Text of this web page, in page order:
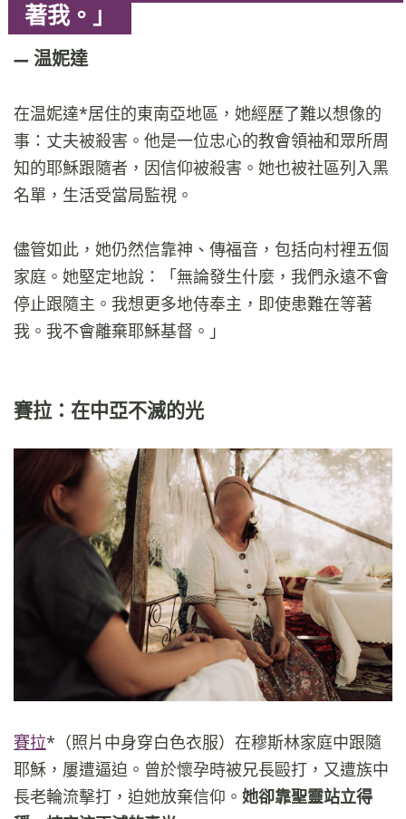
著我。」
温妮達
在温妮達*居住的東南亞地區，她經歷了難以想像的
事：丈夫被殺害。他是一位忠心的教會領袖和眾所周
知的耶穌跟隨者，因信仰被殺害。她也被社區列入黑
名單，生活受當局監視。
儘管如此，她仍然信靠神、傳福音，包括向村裡五個
家庭。她堅定地說：「無論發生什麼，我們永遠不會
停止跟隨主。我想更多地侍奉主，即使患難在等著
我。我不會離棄耶穌基督。」
賽拉：在中亞不滅的光
賽拉*（照片中身穿白色衣服）在穆斯林家庭中跟隨
耶穌，屢遭逼迫。曾於懷孕時被兄長毆打，又遭族中
長老輪流擊打，迫她放棄信仰。 她卻靠聖靈站立得